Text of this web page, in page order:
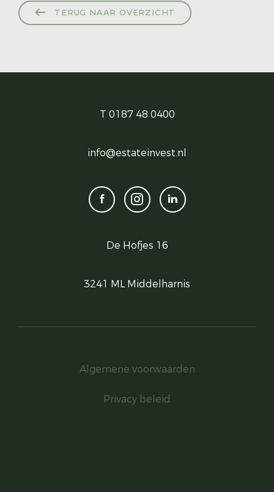
TERUG NAAR OVERZICHT
T 0187 48 0400
info@estateinvest.nl
De Hofjes 16
3241 ML Middelharnis
Algemene voorwaarden
Privacy beleid